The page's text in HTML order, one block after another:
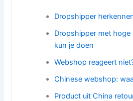
Dropshipper
Dropshipper met hoge
kun je doen
Webshop reageert
Chinese webshop:
Product uit China